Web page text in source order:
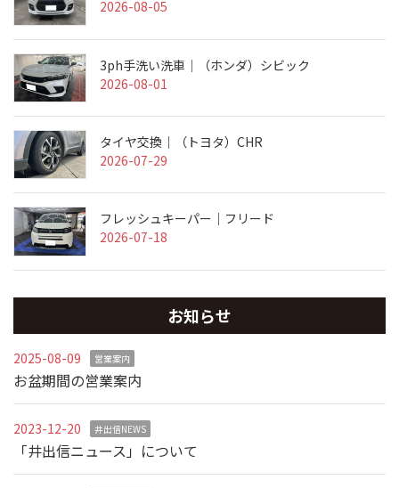
2026-08-05
3ph手洗い洗車｜（ホンダ）シビック
2026-08-01
タイヤ交換｜（トヨタ）CHR
2026-07-29
フレッシュキーパー｜フリード
2026-07-18
お知らせ
2025-08-09 営業案内
お盆期間の営業案内
2023-12-20 井出信NEWS
「井出信ニュース」について